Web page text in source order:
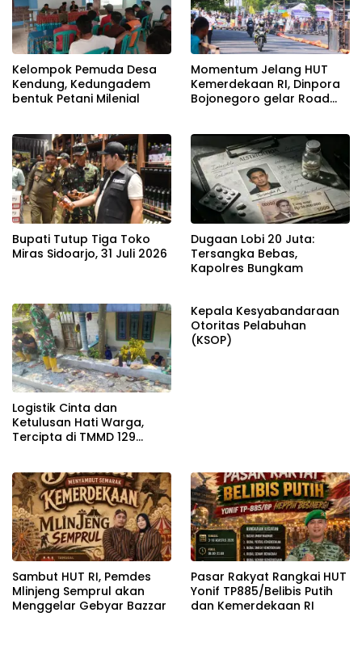
Kelompok Pemuda Desa
Kendung, Kedungadem
bentuk Petani Milenial
Momentum Jelang HUT
Kemerdekaan RI, Dinpora
Bojonegoro gelar Road
Bupati Tutup Tiga Toko
Miras Sidoarjo, 31 Juli 2026
Dugaan Lobi 20 Juta:
Tersangka Bebas,
Kapolres Bungkam
Logistik Cinta dan
Ketulusan Hati Warga,
Tercipta di TMMD 129
Kepala Kesyabandaraan
Otoritas Pelabuhan
(KSOP)
Sambut HUT RI, Pemdes
Mlinjeng Semprul akan
Menggelar Gebyar Bazzar
Pasar Rakyat Rangkai HUT
Yonif TP885/Belibis Putih
dan Kemerdekaan RI